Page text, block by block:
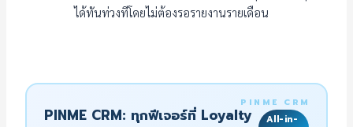
ได้ทันท่วงทีโดยไม่ต้องรอรายงานรายเดือน
PINME CRM: ทุกฟีเจอร์ที่ Loyalty
All-in-